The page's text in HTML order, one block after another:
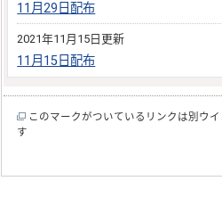
11月29日配布
2021年11月15日更新
11月15日配布
このマークがついているリンクは別ウイ
す